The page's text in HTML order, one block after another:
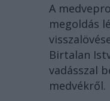
A
megoldás
Birtalan
vadásszal
medvékről.